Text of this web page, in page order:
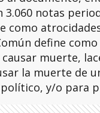
3.060 notas
como
define
muerte,
la muerte de
y/o para